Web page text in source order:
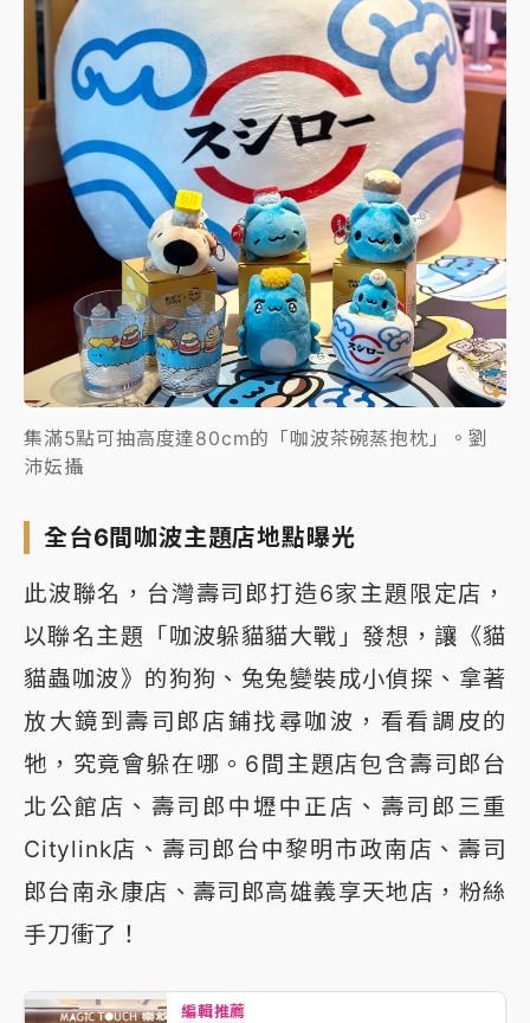
集滿5點可抽高度達80cm的「咖波茶碗蒸抱枕」。劉
沛妘攝
全台6間咖波主題店地點曝光
此波聯名，台灣壽司郎打造6家主題限定店，
以聯名主題「咖波躲貓貓大戰」發想，讓《貓
貓蟲咖波》的狗狗、兔兔變裝成小偵探、拿著
放大鏡到壽司郎店鋪找尋咖波，看看調皮的
牠，究竟會躲在哪。6間主題店包含壽司郎台
北公館店、壽司郎中壢中正店、壽司郎三重
Citylink店、壽司郎台中黎明市政南店、壽司
郎台南永康店、壽司郎高雄義享天地店，粉絲
手刀衝了！
編輯推薦